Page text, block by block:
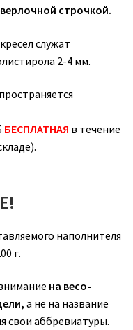
строчкой.
служат
2-4 мм.
БЕСПЛАТНАЯ в течение
наполнителя
г.
на весо-
а не на название
свои аббревиатуры.